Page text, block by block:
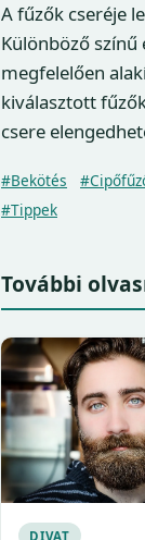
A fűzők cseréje
Különböző
megfelelően
kiválasztott
csere
#Bekötés
#Tippek
További
DIVAT